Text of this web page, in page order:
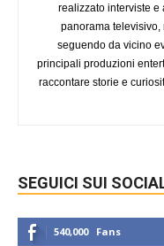
realizzato interviste e
panorama
seguendo da vicino
principali produzioni
raccontare storie e
SEGUICI SUI
540,000 Fans